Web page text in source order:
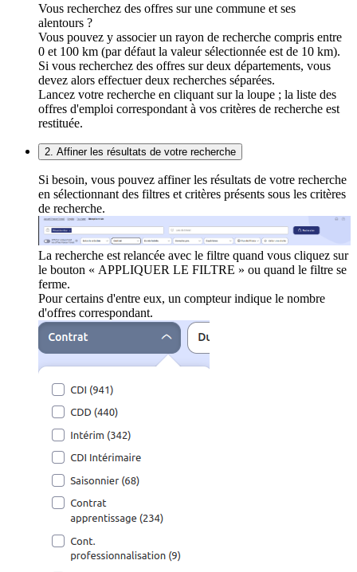
Vous recherchez des offres sur une commune et ses
alentours ?
Vous pouvez y associer un rayon de recherche compris entre
0 et 100 km (par défaut la valeur sélectionnée est de 10 km).
Si vous recherchez des offres sur deux départements, vous
devez alors effectuer deux recherches séparées.
Lancez votre recherche en cliquant sur la loupe ; la liste des
offres d'emploi correspondant à vos critères de recherche est
restituée.
2. Affiner les résultats de votre recherche
Si besoin, vous pouvez affiner les résultats de votre recherche
en sélectionnant des filtres et critères présents sous les critères
de recherche.
La recherche est relancée avec le filtre quand vous cliquez sur
le bouton « APPLIQUER LE FILTRE » ou quand le filtre se
ferme.
Pour certains d'entre eux, un compteur indique le nombre
d'offres correspondant.